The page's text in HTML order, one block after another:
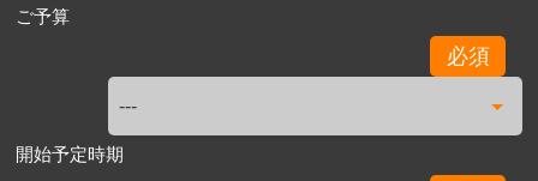
ご予算
必須
開始予定時期